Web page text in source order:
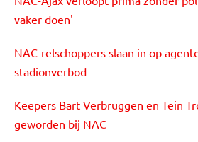
vaker doen'
NAC-relschoppers slaan in op
stadionverbod
Keepers Bart Verbruggen en Tein
geworden bij NAC